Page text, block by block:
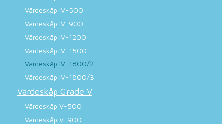
Värdeskåp IV-500
Värdeskåp IV-900
Värdeskåp IV-1200
Värdeskåp IV-1500
Värdeskåp IV-1800/2
Värdeskåp IV-1800/3
Värdeskåp Grade V
Värdeskåp V-500
Värdeskåp V-900